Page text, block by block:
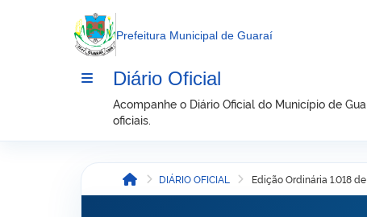
Prefeitura Municipal de Guaraí
Diário Oficial
Acompanhe o Diário Oficial do Município de
oficiais.
InícioDIÁRIO OFICIAL Edição Ordinária 1.018